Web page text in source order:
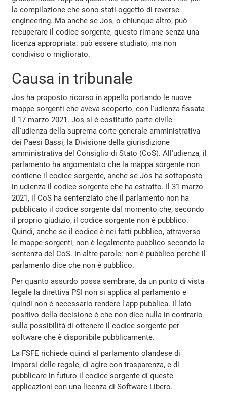
la compilazione che sono stati oggetto di reverse
engineering. Ma anche se Jos, o chiunque altro, può
recuperare il codice sorgente, questo rimane senza una
licenza appropriata: può essere studiato, ma non
condiviso o migliorato.
Causa in tribunale
Jos ha proposto ricorso in appello portando le nuove
mappe sorgenti che aveva scoperto, con l'udienza fissata
il 17 marzo 2021. Jos si è costituito parte civile
all'udienza della suprema corte generale amministrativa
dei Paesi Bassi, la Divisione della giurisdizione
amministrativa del Consiglio di Stato (CoS). All'udienza, il
parlamento ha argomentato che la mappa sorgente non
contiene il codice sorgente, anche se Jos ha sottoposto
in udienza il codice sorgente che ha estratto. Il 31 marzo
2021, il CoS ha sentenziato che il parlamento non ha
pubblicato il codice sorgente dal momento che, secondo
il proprio giudizio, il codice sorgente non è pubblico.
Quindi, anche se il codice è nei fatti pubblico, attraverso
le mappe sorgenti, non è legalmente pubblico secondo la
sentenza del CoS. In altre parole: non è pubblico perché il
parlamento dice che non è pubblico.
Per quanto assurdo possa sembrare, da un punto di vista
legale la direttiva PSI non si applica al parlamento e
quindi non è necessario rendere l'app pubblica. Il lato
positivo della decisione è che non dice nulla in contrario
sulla possibilità di ottenere il codice sorgente per
software che è disponibile pubblicamente.
La FSFE richiede quindi al parlamento olandese di
imporsi delle regole, di agire con trasparenza, e di
pubblicare in futuro il codice sorgente di queste
applicazioni con una licenza di Software Libero.